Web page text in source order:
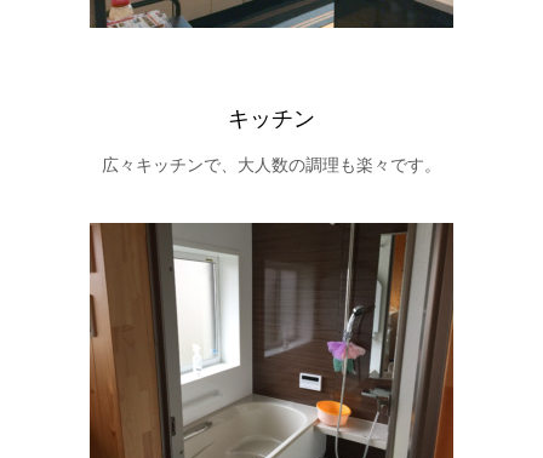
キッチン
広々キッチンで、大人数の調理も楽々です。